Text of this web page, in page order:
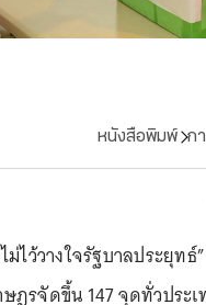
หนังสือพิมพ์ ก
ว้วางใจรัฐบาลประยุทธ์
ฎรจัดขึ้น 147 จุดทั่วประ